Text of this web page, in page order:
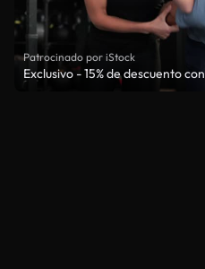
Patrocinado por iStock
Exclusivo - 15% de descuento